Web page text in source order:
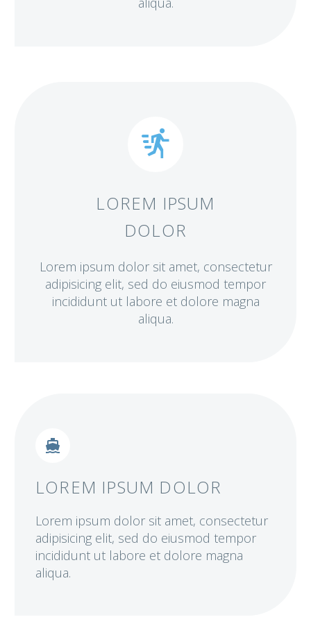


LOREM IPSUM
DOLOR
Lorem ipsum dolor sit amet, consectetur
adipisicing elit, sed do eiusmod tempor
incididunt ut labore et dolore magna
aliqua.


LOREM IPSUM DOLOR
Lorem ipsum dolor sit amet, consectetur
adipisicing elit, sed do eiusmod tempor
incididunt ut labore et dolore magna
aliqua.